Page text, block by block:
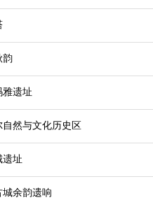
韵
雅遗址
然与文化历史区
遗址
余韵遗响